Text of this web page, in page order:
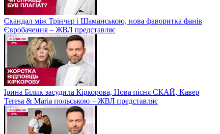
Скандал між Трінчер і Шаманською, нова фаворитка фанів
Євробачення – ЖВЛ представляє
Ірина Білик засудила Кіркорова, Нова пісня СКАЙ, Кавер
Teresa & Maria польською – ЖВЛ представляє